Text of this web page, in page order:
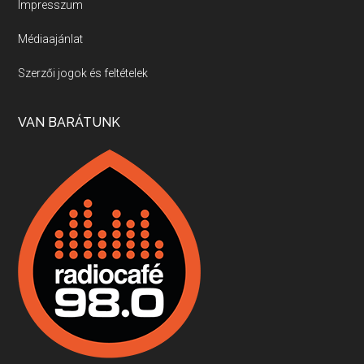
Villány, kékfrankos, Jackfall
Apr 17, 2026 • 00:35:38
Boston, teadélután, bab és homár
Apr 9, 2026 • 00:37:17
Fermentáljunk, a testünk meghálálja!
Apr 3, 2026 • 00:36:07
Impresszum
Médiaajánlat
Szerzői jogok és feltételek
VAN BARÁTUNK